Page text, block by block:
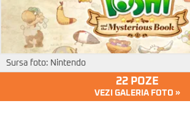
Sursa foto: Nintendo
22 POZE
VEZI GALERIA FOTO »